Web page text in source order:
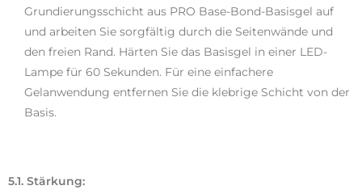
Grundierungsschicht aus PRO Base-Bond-Basisgel auf
und arbeiten Sie sorgfältig durch die Seitenwände und
den freien Rand. Härten Sie das Basisgel in einer LED-
Lampe für 60 Sekunden. Für eine einfachere
Gelanwendung entfernen Sie die klebrige Schicht von der
Basis.
5.1. Stärkung: